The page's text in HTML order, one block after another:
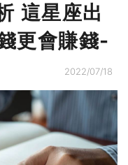
這星座出
更會賺錢-
2022/07/18